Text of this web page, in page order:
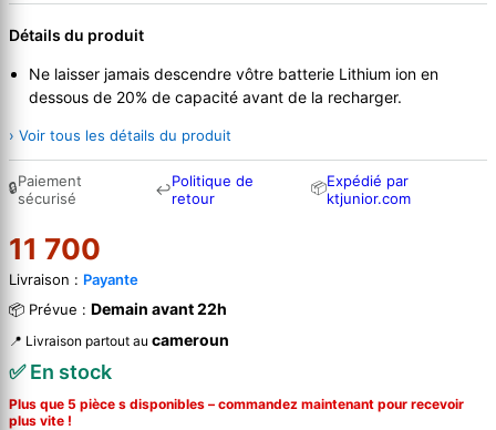
Détails du produit
Ne laisser jamais descendre vôtre batterie Lithium ion en
dessous de 20% de capacité avant de la recharger.
› Voir tous les détails du produit
🔒Paiement
sécurisé
↩Politique de
retour
📦Expédié par
ktjunior.com
11 700
Livraison : Payante
📦 Prévue : Demain avant 22h
📍 Livraison partout au cameroun
✅ En stock
Plus que 5 pièce s disponibles – commandez maintenant pour recevoir
plus vite !